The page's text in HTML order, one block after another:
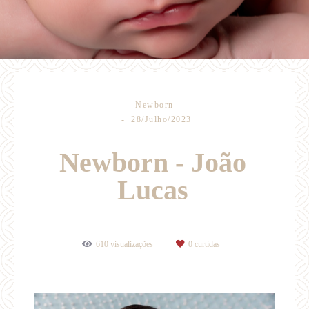
Newborn
28/Julho/2023
Newborn - João
Lucas
610 visualizações 0 curtidas